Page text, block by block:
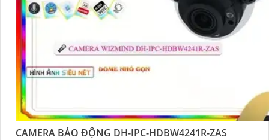
CAMERA BÁO ĐỘNG DH-IPC-HDBW4241R-ZAS